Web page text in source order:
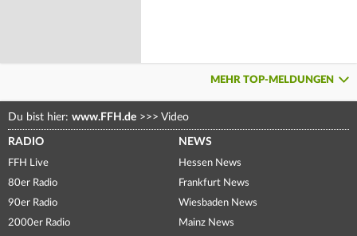
MEHR TOP-MELDUNGEN
Du bist hier: www.FFH.de >>> Video
RADIO
FFH Live
80er Radio
90er Radio
2000er Radio
NEWS
Hessen News
Frankfurt News
Wiesbaden News
Mainz News